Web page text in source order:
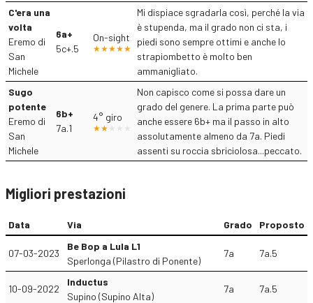
C'era una
volta
Eremo di
San
Michele
6a+
5c+.5
On-sight
Mi dispiace sgradarla così, perché la via
è stupenda, ma il grado non ci sta, i
piedi sono sempre ottimi e anche lo
strapiombetto è molto ben
ammanigliato.
Sugo
potente
Eremo di
San
Michele
6b+
7a.1
4° giro
Non capisco come si possa dare un
grado del genere. La prima parte può
anche essere 6b+ ma il passo in alto
assolutamente almeno da 7a. Piedi
assenti su roccia sbriciolosa...peccato.
Migliori prestazioni
Data Via Grado Proposto
07-03-2023
Be Bop a Lula L1
Sperlonga (Pilastro di Ponente)
7a 7a.5
10-09-2022
Inductus
Supino (Supino Alta)
7a 7a.5